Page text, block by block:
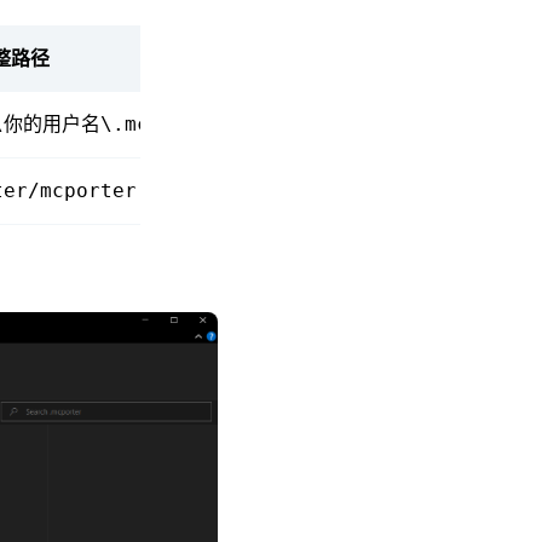
路径
的用户名\.mcporter\mcporter.json
mcporter.json